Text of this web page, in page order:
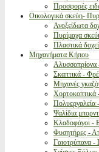
Προσφορές
Οικολογικά σκεύη-
Ανοξείδωτα
Πυρίμαχα
Πλαστικά
Μηχανήματα Κήπου
Αλυσσοπρίονα
Σκαπτικά -
Μηχανές
Χορτοκοπτικά
Πολυεργαλεία
Ψαλίδια
Κλαδοφάγοι -
Φυσητήρες -
Γαιοτρύπανα -